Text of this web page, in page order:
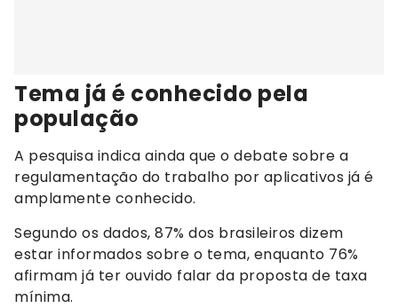
Tema já é conhecido pela
população
A pesquisa indica ainda que o debate sobre a
regulamentação do trabalho por aplicativos já é
amplamente conhecido.
Segundo os dados, 87% dos brasileiros dizem
estar informados sobre o tema, enquanto 76%
afirmam já ter ouvido falar da proposta de taxa
mínima.